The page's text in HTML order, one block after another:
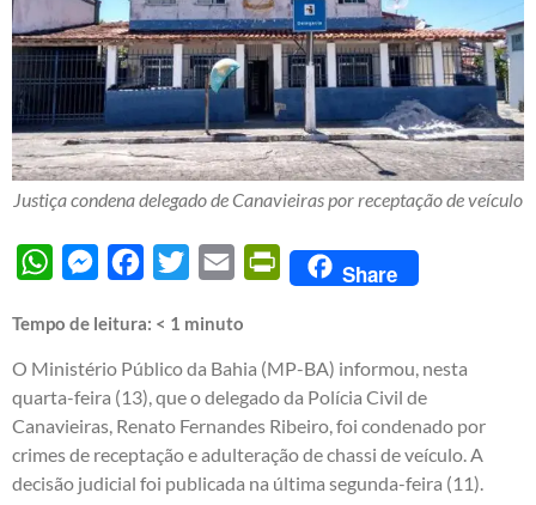
Justiça condena delegado de Canavieiras por receptação de veículo
WhatsAppMessengerFacebook
Twitter Email PrintFriendly
Share
Tempo de leitura: < 1 minuto
O Ministério Público da Bahia (MP-BA) informou, nesta
quarta-feira (13), que o delegado da Polícia Civil de
Canavieiras, Renato Fernandes Ribeiro, foi condenado por
crimes de receptação e adulteração de chassi de veículo. A
decisão judicial foi publicada na última segunda-feira (11).